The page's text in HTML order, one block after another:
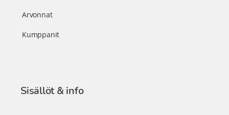
Arvonnat
Kumppanit
Sisällöt & info